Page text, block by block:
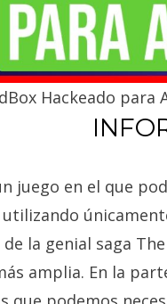
Hackeado para
juego en el que
la genial saga
amplia. En la